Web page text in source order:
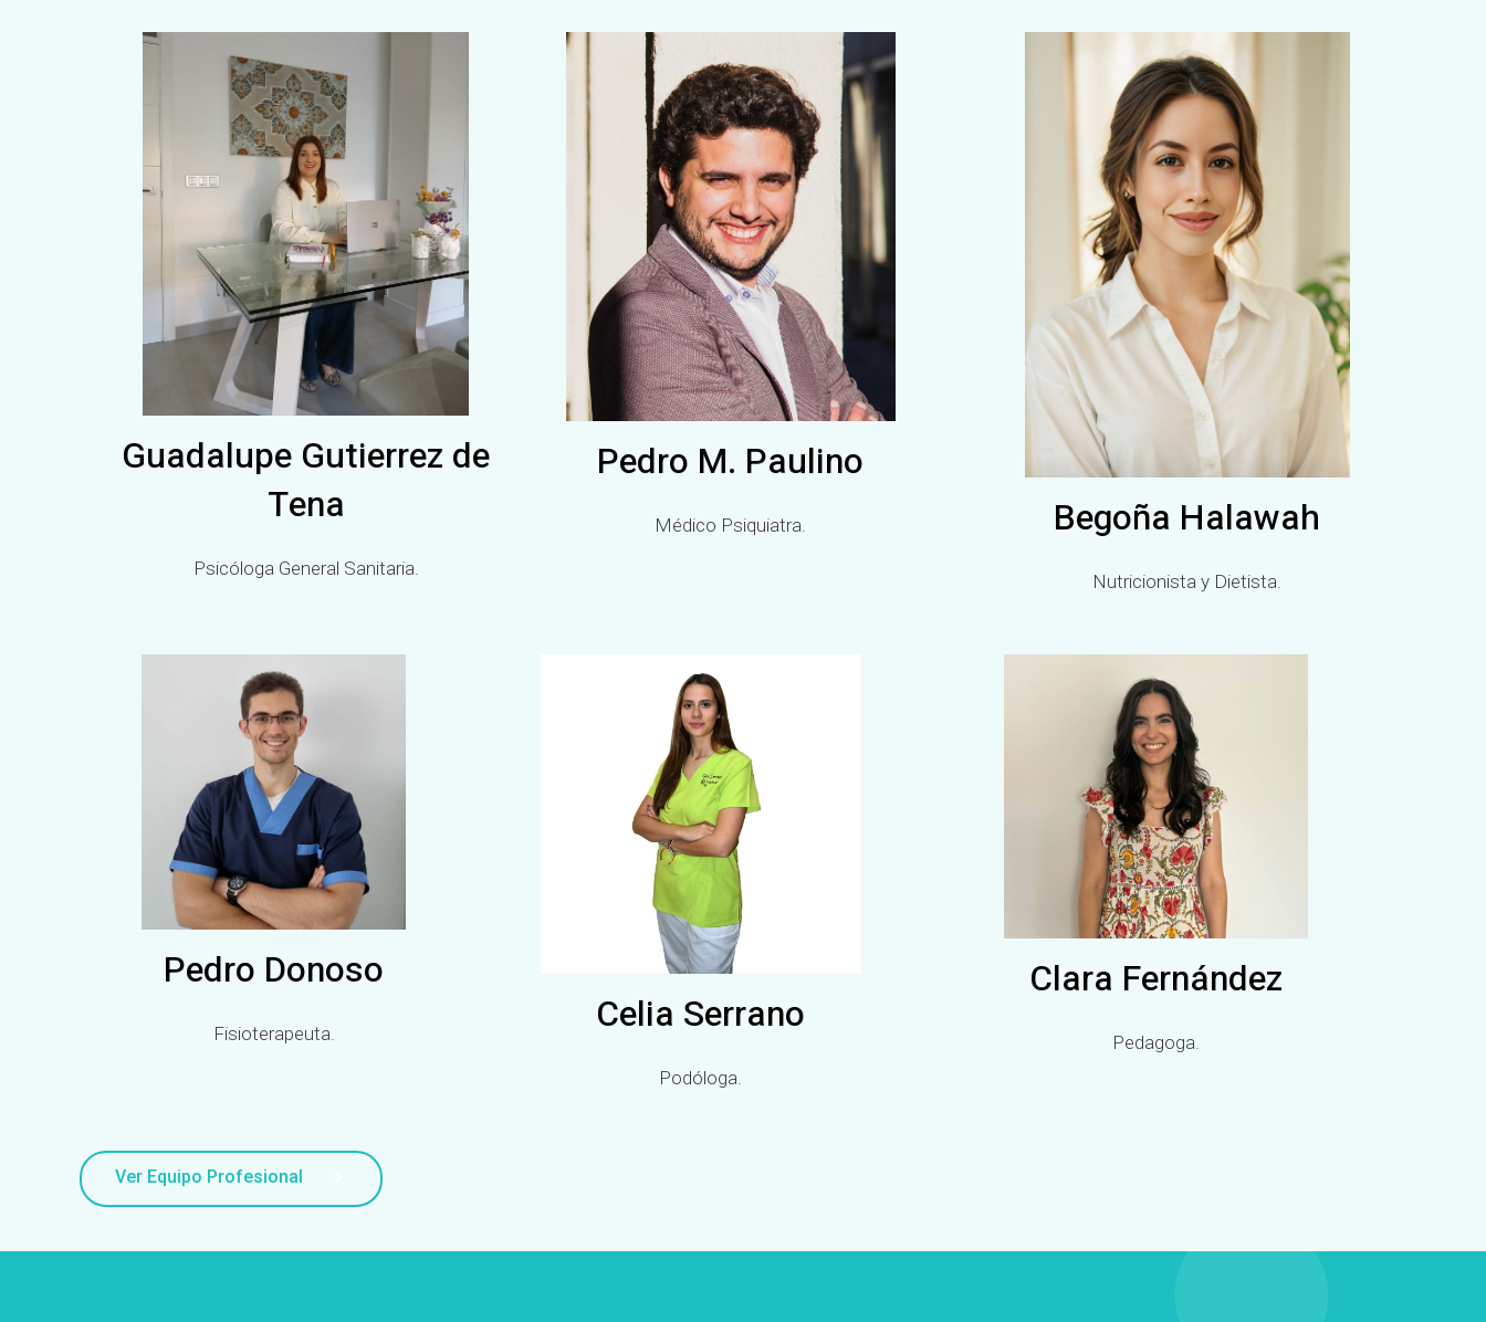
Guadalupe Gutierrez de
Tena
Psicóloga General Sanitaria.
Pedro M. Paulino
Médico Psiquiatra. Begoña Halawah
Nutricionista y Dietista.
Pedro Donoso
Fisioterapeuta. Celia Serrano
Podóloga.
Clara Fernández
Pedagoga.
Ver Equipo Profesional